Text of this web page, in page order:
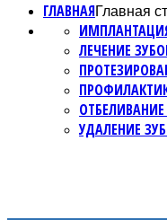
ГЛАВНАЯГлавная
ЛЕЧЕНИЕ
УДАЛЕНИЕ